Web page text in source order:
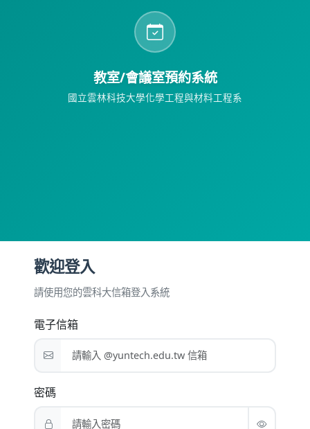
教室/會議室預約系統
國立雲林科技大學化學工程與材料工程系
歡迎登入
請使用您的雲科大信箱登入系統
電子信箱
密碼